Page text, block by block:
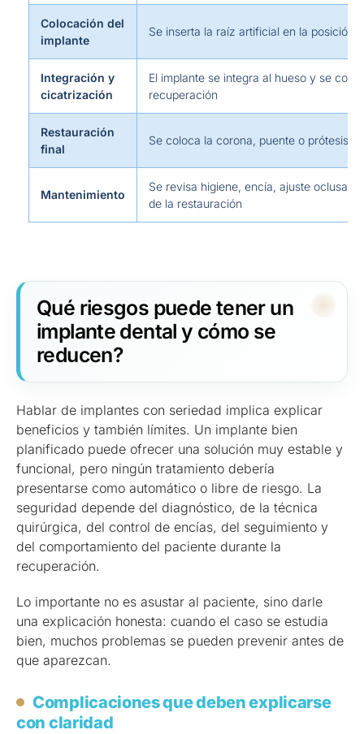
Colocación del
implante
Se inserta la raíz artificial en la posición
Integración y
cicatrización
El implante se integra al hueso y se
recuperación
Restauración
final
Se coloca la corona, puente o prótesis
Mantenimiento
Se revisa higiene, encía, ajuste oclusal
de la restauración
Qué riesgos puede tener un
implante dental y cómo se
reducen?
Hablar de implantes con seriedad implica explicar
beneficios y también límites. Un implante bien
planificado puede ofrecer una solución muy estable y
funcional, pero ningún tratamiento debería
presentarse como automático o libre de riesgo. La
seguridad depende del diagnóstico, de la técnica
quirúrgica, del control de encías, del seguimiento y
del comportamiento del paciente durante la
recuperación.
Lo importante no es asustar al paciente, sino darle
una explicación honesta: cuando el caso se estudia
bien, muchos problemas se pueden prevenir antes de
que aparezcan.
Complicaciones que deben explicarse
con claridad